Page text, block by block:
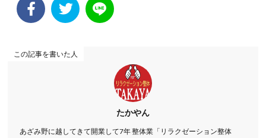
この記事を書いた人
たかやん
あざみ野に越してきて開業して7年 整体業「リラクゼーション整体